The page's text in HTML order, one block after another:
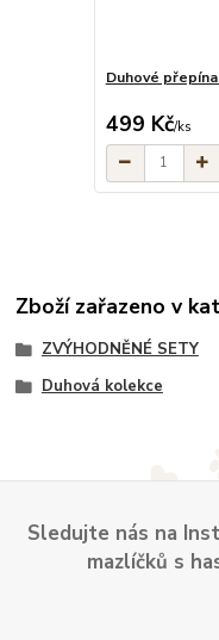
Duhové
499 Kč/ks
Zboží zařazeno v
ZVÝHODNĚNÉ SETY
Duhová kolekce
Sledujte nás na
mazlíčků s